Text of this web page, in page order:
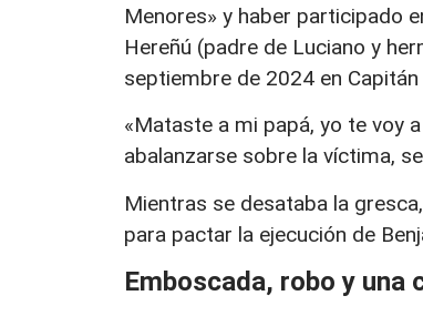
Menores» y haber participado
Hereñú (padre de Luciano y
septiembre de 2024 en
«Mataste a mi papá, yo te voy
abalanzarse sobre la víctima,
Mientras se desataba la
para pactar la ejecución de
Emboscada, robo y una